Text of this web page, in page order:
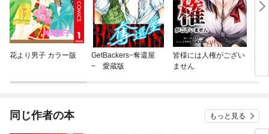
花より男子 カラー版
GetBackers−奪還屋
− 愛蔵版
皆様には人権がござい
ません
同じ作者の本 もっと見る